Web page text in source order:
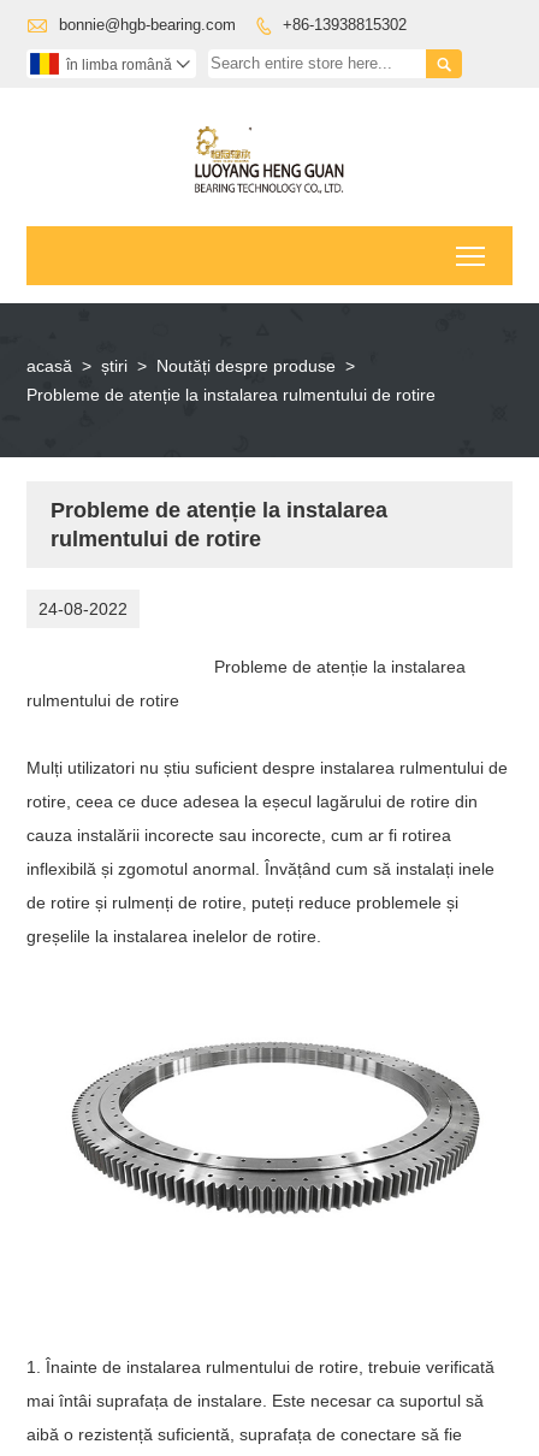
 bonnie@hgb-bearing.com  +86-13938815302

în limba română 
acasă > știri > Noutăți despre produse >
Probleme de atenție la instalarea rulmentului de rotire
Probleme de atenție la instalarea
rulmentului de rotire
24-08-2022
Probleme de atenție la instalarea
rulmentului de rotire
Mulți utilizatori nu știu suficient despre instalarea rulmentului de
rotire, ceea ce duce adesea la eșecul lagărului de rotire din
cauza instalării incorecte sau incorecte, cum ar fi rotirea
inflexibilă și zgomotul anormal. Învățând cum să instalați inele
de rotire și rulmenți de rotire, puteți reduce problemele și
greșelile la instalarea inelelor de rotire.
1. Înainte de instalarea rulmentului de rotire, trebuie verificată
mai întâi suprafața de instalare. Este necesar ca suportul să
aibă o rezistență suficientă, suprafața de conectare să fie